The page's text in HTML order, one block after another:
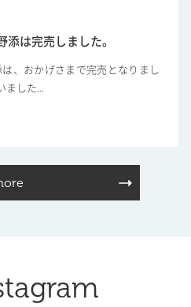
添は完売しました。
は、おかげさまで完売となりまし
ました...